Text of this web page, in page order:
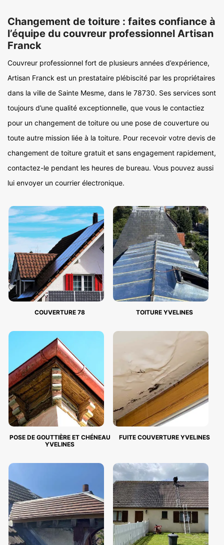
Changement de toiture : faites confiance à
l’équipe du couvreur professionnel Artisan
Franck
Couvreur professionnel fort de plusieurs années d’expérience,
Artisan Franck est un prestataire plébiscité par les propriétaires
dans la ville de Sainte Mesme, dans le 78730. Ses services sont
toujours d’une qualité exceptionnelle, que vous le contactiez
pour un changement de toiture ou une pose de couverture ou
toute autre mission liée à la toiture. Pour recevoir votre devis de
changement de toiture gratuit et sans engagement rapidement,
contactez-le pendant les heures de bureau. Vous pouvez aussi
lui envoyer un courrier électronique.
COUVERTURE 78 TOITURE YVELINES
POSE DE GOUTTIÈRE ET CHÉNEAU
YVELINES
FUITE COUVERTURE YVELINES